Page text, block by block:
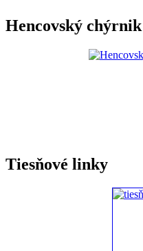
Hencovský chýrnik
Tiesňové linky